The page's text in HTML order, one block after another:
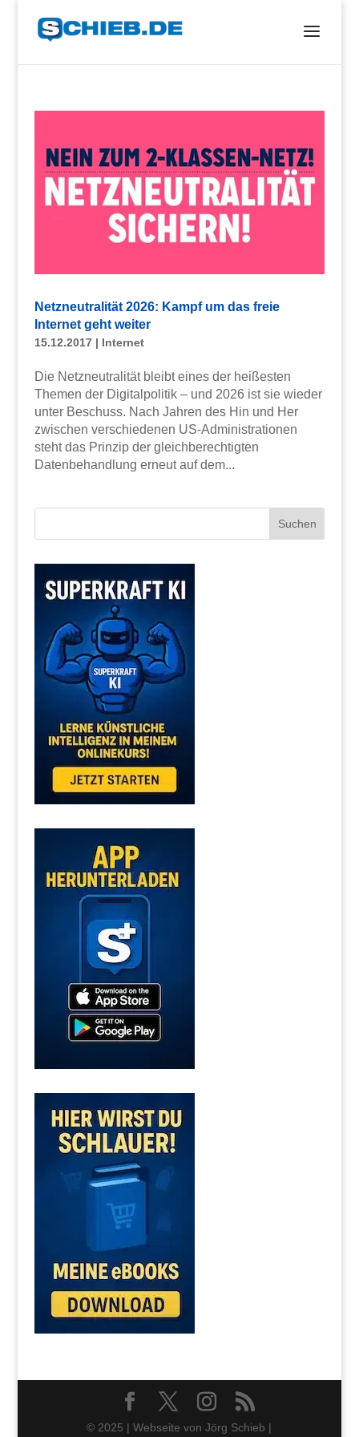
Netzneutralität 2026: Kampf um das freie
Internet geht weiter
15.12.2017| Internet
Die Netzneutralität bleibt eines der heißesten
Themen der Digitalpolitik – und 2026 ist sie wieder
unter Beschuss. Nach Jahren des Hin und Her
zwischen verschiedenen US-Administrationen
steht das Prinzip der gleichberechtigten
Datenbehandlung erneut auf dem...
© 2025 | Webseite von Jörg Schieb |